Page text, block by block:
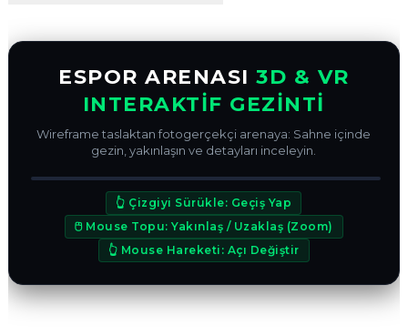
ESPOR ARENASI3D & VR
INTERAKTİF GEZİNTİ
Wireframe taslaktan fotogerçekçi arenaya: Sahne içinde
gezin, yakınlaşın ve detayları inceleyin.
VR 360° CANLI BAKIŞ MODU
ÖNCE (WIREFRAME) SONRA (3D RENDER)
↔
👆 Çizgiyi Sürükle: Geçiş Yap
🖰 Mouse Topu: Yakınlaş / Uzaklaş (Zoom)
👆 Mouse Hareketi: Açı Değiştir